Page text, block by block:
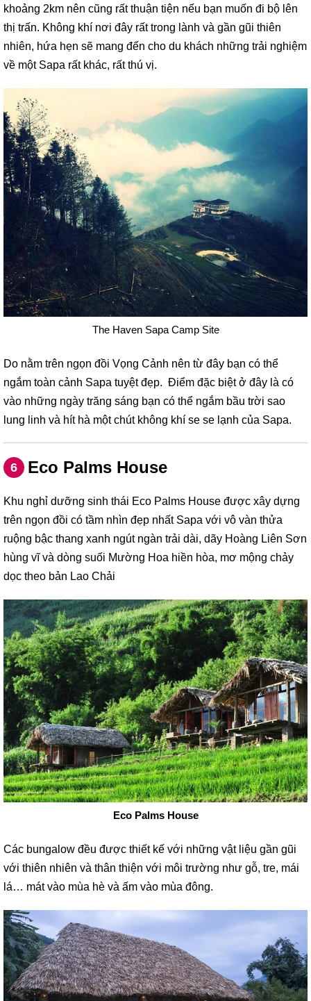
khoảng 2km nên cũng rất thuận tiện nếu bạn muốn đi bộ lên
thị trấn. Không khí nơi đây rất trong lành và gần gũi thiên
nhiên, hứa hẹn sẽ mang đến cho du khách những trải nghiệm
về một Sapa rất khác, rất thú vị.
The Haven Sapa Camp Site
Do nằm trên ngọn đồi Vọng Cảnh nên từ đây bạn có thể
ngắm toàn cảnh Sapa tuyệt đẹp. Điểm đặc biệt ở đây là có
vào những ngày trăng sáng bạn có thể ngắm bầu trời sao
lung linh và hít hà một chút không khí se se lạnh của Sapa.
6 Eco Palms House
Khu nghỉ dưỡng sinh thái Eco Palms House được xây dựng
trên ngọn đồi có tầm nhìn đẹp nhất Sapa với vô vàn thửa
ruộng bậc thang xanh ngút ngàn trải dài, dãy Hoàng Liên Sơn
hùng vĩ và dòng suối Mường Hoa hiền hòa, mơ mộng chảy
dọc theo bản Lao Chải
Eco Palms House
Các bungalow đều được thiết kế với những vật liệu gần gũi
với thiên nhiên và thân thiện với môi trường như gỗ, tre, mái
lá… mát vào mùa hè và ấm vào mùa đông.